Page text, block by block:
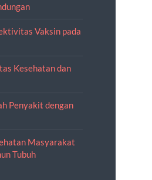
Vaksin pada
Kesehatan dan
Penyakit dengan
Masyarakat
Tubuh